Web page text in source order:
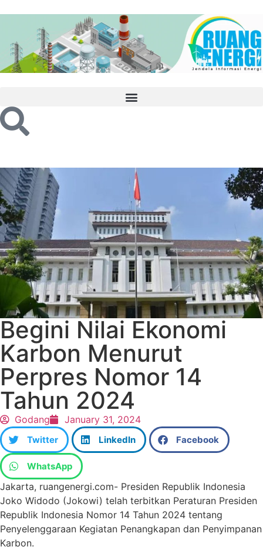
Begini Nilai Ekonomi
Karbon Menurut
Perpres Nomor 14
Tahun 2024
Godang January 31, 2024
Twitter LinkedIn Facebook
WhatsApp
Jakarta, ruangenergi.com- Presiden Republik Indonesia
Joko Widodo (Jokowi) telah terbitkan Peraturan Presiden
Republik Indonesia Nomor 14 Tahun 2024 tentang
Penyelenggaraan Kegiatan Penangkapan dan Penyimpanan
Karbon.